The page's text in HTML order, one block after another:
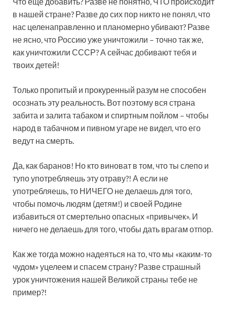
в нашей стране? Разве до сих пор никто не понял, что
нас целенаправленно и планомерно убивают? Разве
не ясно, что Россию уже уничтожили – точно так же,
как уничтожили СССР? А сейчас добивают тебя и
твоих детей!
Только пропитый и прокуренный разум не способен
осознать эту реальность. Вот поэтому вся страна
забита и залита табаком и спиртным пойлом – чтобы
народ в табачном и пивном угаре не видел, что его
ведут на смерть.
Да, как баранов! Но кто виноват в том, что ты слепо и
тупо употребляешь эту отраву?! А если не
употребляешь, то НИЧЕГО не делаешь для того,
чтобы помочь людям (детям!) и своей Родине
избавиться от смертельно опасных «привычек». И
ничего не делаешь для того, чтобы дать врагам отпор.
Как же тогда можно надеяться на то, что мы «каким-то
чудом» уцелеем и спасем страну? Разве страшный
урок уничтожения нашей Великой страны тебе не
пример?!